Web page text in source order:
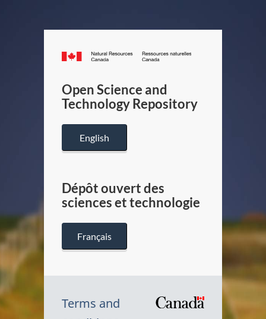
Canada.ca
/
Canada
Open Science and
Technology Repository
English
Dépôt ouvert des
sciences et technologie
Français
Terms and